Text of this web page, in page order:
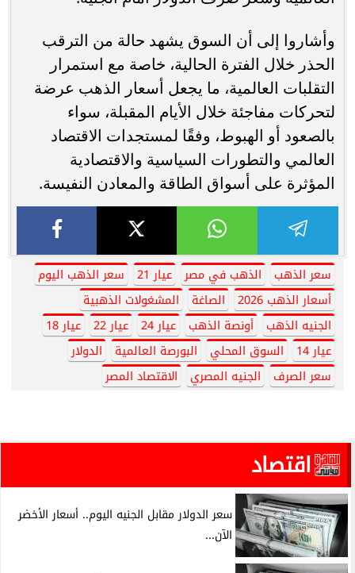
وأشاروا إلى أن السوق يشهد حالة من الترقب
الحذر خلال الفترة الحالية، خاصة مع استمرار
التقلبات العالمية، ما يجعل أسعار الذهب عرضة
لتحركات مفاجئة خلال الأيام المقبلة، سواء
بالصعود أو الهبوط، وفقًا لمستجدات الاقتصاد
العالمي والتطورات السياسية والاقتصادية
المؤثرة على أسواق الطاقة والمعادن النفيسة.
سعر الذهب الذهب في مصر عيار 21
سعر الذهب اليوم
أسعار الذهب 2026
الصاغة
المشغولات الذهبية
الجنيه الذهب
أونصة الذهب عيار 24 عيار 22
عيار 18
عيار 14
السوق المحلي البورصة العالمية
الدولار
سعر الصرف
الجنيه المصري الاقتصاد المصر
اقتصاد
سعر الدولار مقابل الجنيه اليوم.. أسعار الأخضر
الآن...